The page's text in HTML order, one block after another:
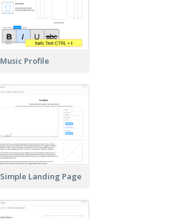
Music Profile
Simple Landing Page